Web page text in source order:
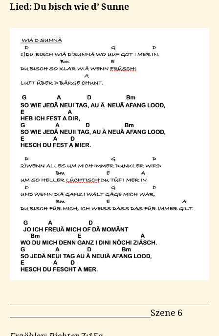
Lied: Du bisch wie d’ Sunne
____________________________________Szene 6